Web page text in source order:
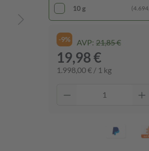
10 g
-9% AVP: 21,85 €
19,98 €
1.998,00 € / 1 kg